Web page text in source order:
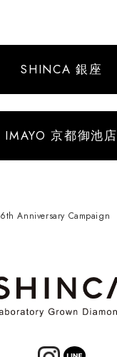
SHINCA 銀座
IMAYO 京都御池店
6th Anniversary Campaign